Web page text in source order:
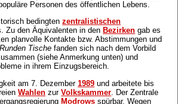
Personen des öffentlichen Lebens.
bedingtenzentralistischen
Zu den Äquivalenten in den Bezirken gab es
planvolle Kontakte bzw. Abstimmungen und
Runden Tische fanden sich nach dem Vorbild
(siehe Anmerkung unten) und
in ihrem Einzugsbereich.
am 7. Dezember1989 und arbeitete bis
Wahlen zurVolkskammer . Der Zentrale
Modrows spürbar. Wegen